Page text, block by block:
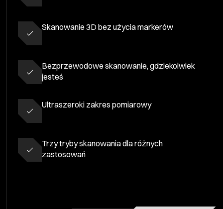
Skanowanie 3D bez użycia markerów
Bezprzewodowe skanowanie, gdziekolwiek
jesteś
Ultraszeroki zakres pomiarowy
Trzy tryby skanowania dla różnych
zastosowań